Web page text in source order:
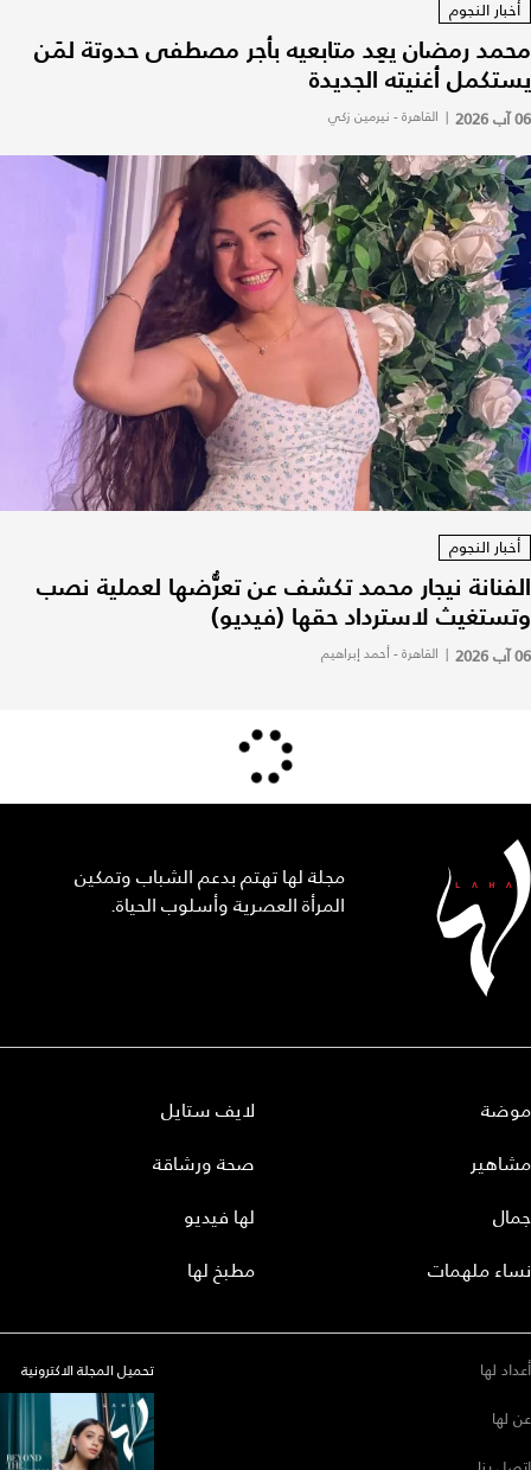
أخبار النجوم
محمد رمضان يعِد متابعيه بأجر مصطفى حدوتة لمَن
يستكمل أغنيته الجديدة
06 آب 2026 | القاهرة - نيرمين زكي
أخبار النجوم
الفنانة نيجار محمد تكشف عن تعرُّضها لعملية نصب
وتستغيث لاسترداد حقها (فيديو)
06 آب 2026 | القاهرة - أحمد إبراهيم
مجلة لها تهتم بدعم الشباب وتمكين
المرأة العصرية وأسلوب الحياة.
موضة
مشاهير
جمال
نساء ملهمات
لايف ستايل
صحة ورشاقة
لها فيديو
مطبخ لها
أعداد لها
عن لها
تحميل المجلة الاكترونية